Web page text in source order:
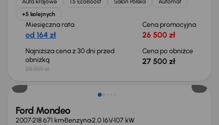
Auta krajowe 1.5 EcoBoost Salon Polska
Automat
+5 kolejnych
Miesięczna rata
od 164 zł
Cena promocyjna
26 500 zł
Najniższa cena z 30 dni przed
obniżką
28 000 zł
Cena po obniżce
27 500 zł
Taniej o 500 zł
Ford Mondeo
2007218 671 kmBenzyna2.0 16V107 kW